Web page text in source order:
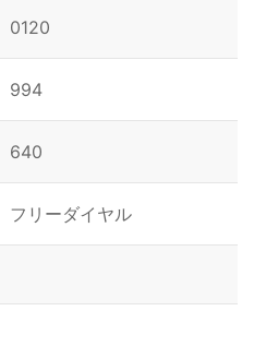
0120
994
640
フリーダイヤル